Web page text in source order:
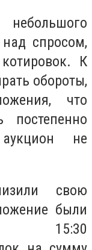
спросом,
К
обороты,
что
постепенно
не
свою
были
15:30